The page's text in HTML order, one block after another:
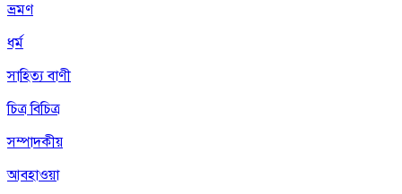
ভ্রমণ
ধর্ম
সাহিত্য বাণী
চিত্র বিচিত্র
সম্পাদকীয়
আবহাওয়া